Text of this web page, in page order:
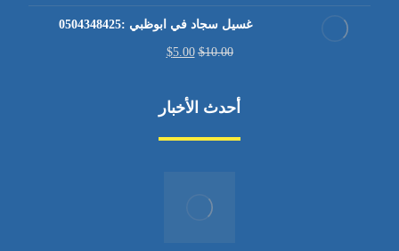
غسيل سجاد في ابوظبي :0504348425
$10.00
$5.00
أحدث الأخبار